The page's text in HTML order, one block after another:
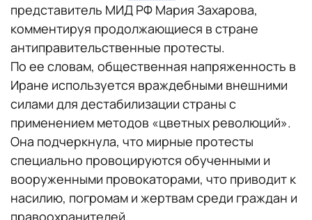
представитель МИД РФ Мария Захарова,
комментируя продолжающиеся в стране
антиправительственные протесты.
По ее словам, общественная напряженность в
Иране используется враждебными внешними
силами для дестабилизации страны с
применением методов «цветных революций».
Она подчеркнула, что мирные протесты
специально провоцируются обученными и
вооруженными провокаторами, что приводит к
насилию, погромам и жертвам среди граждан и
правоохранителей.